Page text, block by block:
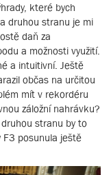
které bych
druhou stranu je mi
daň za
a možnosti využití.
a intuitivní. Ještě
občas na určitou
mít v rekordéru
záložní nahrávku?
stranu by to
F3 posunula ještě